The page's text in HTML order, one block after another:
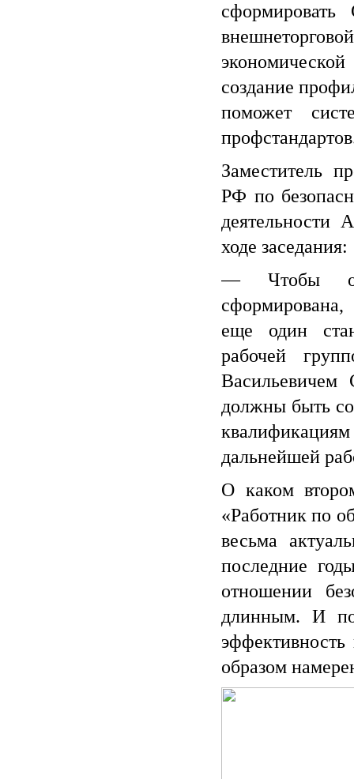
создание
поможет
Заместитель
РФ по
деятельности
ходе заседания:
— Чтобы
еще один
рабочей
Васильевичем
должны быть
дальнейшей
О каком
«Работник по
весьма
последние
отношении
длинным. И
образом